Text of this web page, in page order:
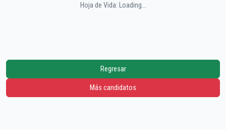
Hoja de Vida: Loading...
Regresar
Más candidatos